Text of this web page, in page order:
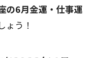
の6月金運・仕事運
ょう！